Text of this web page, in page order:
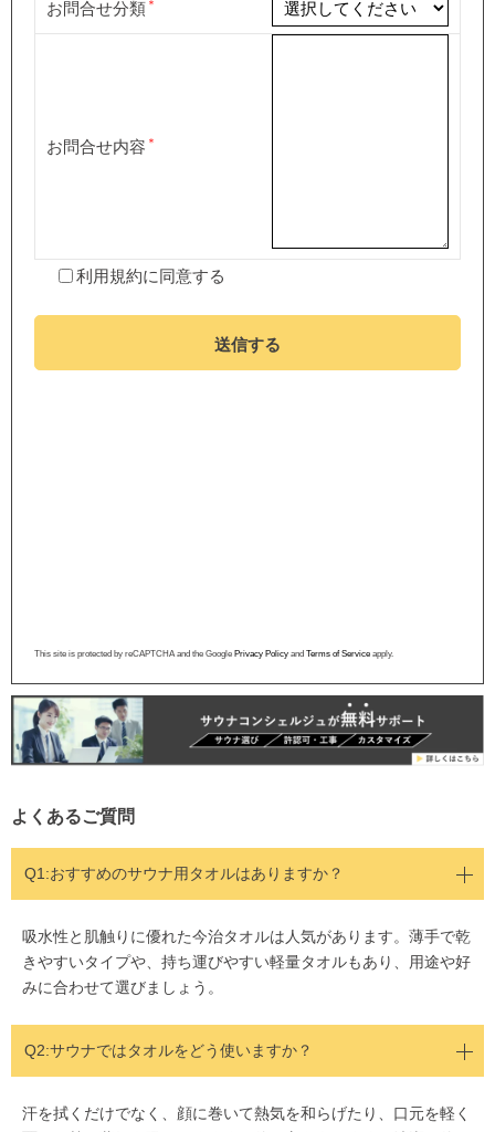
お問合せ分類
お問合せ内容
利用規約に同意する
送信する
This site is protected by reCAPTCHA and the Google Privacy Policy and Terms of Service apply.
よくあるご質問
Q1:おすすめのサウナ用タオルはありますか？
吸水性と肌触りに優れた今治タオルは人気があります。薄手で乾
きやすいタイプや、持ち運びやすい軽量タオルもあり、用途や好
みに合わせて選びましょう。
Q2:サウナではタオルをどう使いますか？
汗を拭くだけでなく、顔に巻いて熱気を和らげたり、口元を軽く